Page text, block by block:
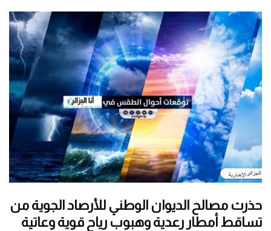
حذرت مصالح الديوان الوطني للأرصاد الجوية من
تساقط أمطار رعدية وهبوب رياح قوية وعاتية